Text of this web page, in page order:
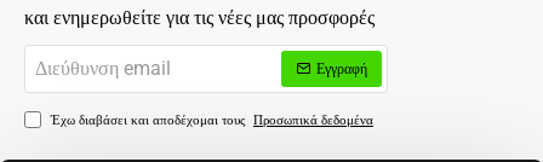
και ενημερωθείτε για τις νέες μας προσφορές
email
Εγγραφή
Έχω διαβάσει και αποδέχομαι τους Προσωπικά δεδομένα